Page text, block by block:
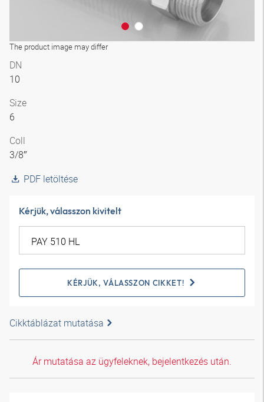
The product image may differ
DN
10
Size
6
Coll
3/8″
PDF letöltése
Kérjük, válasszon kivitelt
KÉRJÜK, VÁLASSZON CIKKET!
Cikktáblázat mutatása
Ár mutatása az ügyfeleknek, bejelentkezés után.